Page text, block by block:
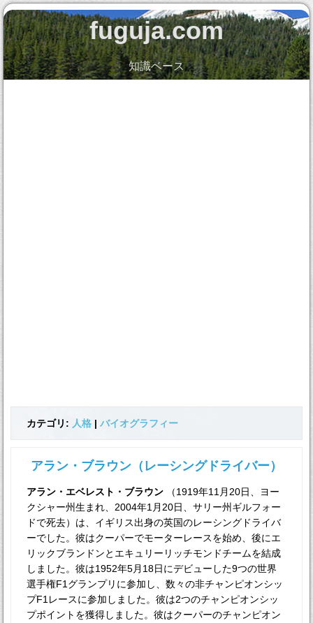
fuguja.com
知識ベース
カテゴリ: 人格 |バイオグラフィー
アラン・ブラウン（レーシングドライバー）
アラン・エベレスト・ブラウン （1919年11月20日、ヨー
クシャー州生まれ、2004年1月20日、サリー州ギルフォー
ドで死去）は、イギリス出身の英国のレーシングドライバ
ーでした。彼はクーパーでモーターレースを始め、後にエ
リックブランドンとエキュリーリッチモンドチームを結成
しました。彼は1952年5月18日にデビューした9つの世界
選手権F1グランプリに参加し、数々の非チャンピオンシッ
プF1レースに参加しました。彼は2つのチャンピオンシッ
プポイントを獲得しました。彼はクーパーのチャンピオン